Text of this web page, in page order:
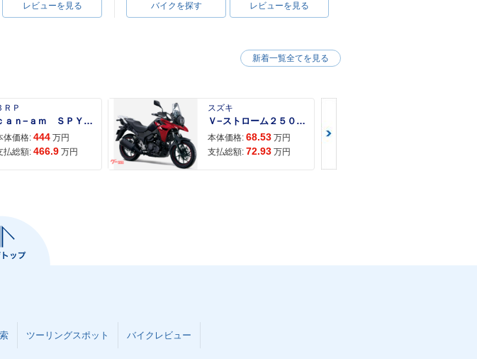
レビューを見る バイクを探す レビューを見る
ＲＰ
ｃａｎ−ａｍ ＳＰＹＤＥＲ ＲＴ ＬＩＭＩＴＥＤ
体価格: 444 万円
払総額: 466.9 万円
スズキ
Ｖ−ストローム２５０ ２６年モデル 水冷２気筒エンジン ＬＥＤヘッドライト標準装備
本体価格: 68.53 万円
支払総額: 72.93 万円
新着一覧全てを見る
ツーリングスポット バイクレビュー